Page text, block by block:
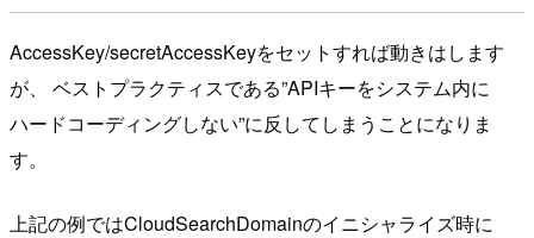
AccessKey/secretAccessKeyをセットすれば動きはします
が、 ベストプラクティスである”APIキーをシステム内に
ハードコーディングしない”に反してしまうことになりま
す。
上記の例ではCloudSearchDomainのイニシャライズ時に